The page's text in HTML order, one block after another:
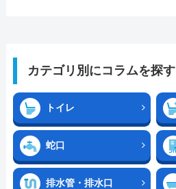
カテゴリ別にコラムを探す
トイレ
蛇口
排水管・排水口